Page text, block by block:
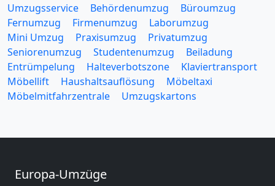
Umzugsservice Behördenumzug
Büroumzug
Fernumzug
Firmenumzug
Laborumzug
Mini Umzug
Praxisumzug
Privatumzug
Seniorenumzug
Studentenumzug
Beiladung
Entrümpelung
Halteverbotszone
Klaviertransport
Möbellift
Haushaltsauflösung
Möbeltaxi
Möbelmitfahrzentrale
Umzugskartons
Europa-Umzüge